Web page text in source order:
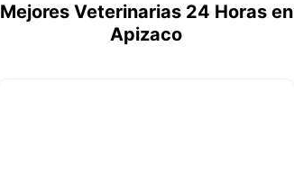
Mejores Veterinarias 24 Horas en
Apizaco